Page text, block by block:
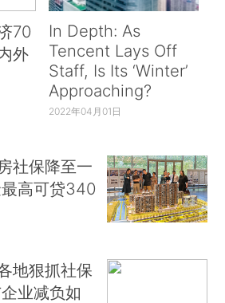
70
外
In Depth: As
Tencent Lays Off
Staff, Is Its ‘Winter’
Approaching?
2022年04月01日
社保降至一
高可贷340
地狠抓社保
业减负如